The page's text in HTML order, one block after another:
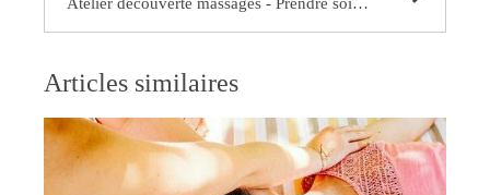
Articles similaires